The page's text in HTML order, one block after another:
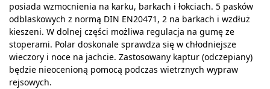
posiada wzmocnienia na karku, barkach i łokciach. 5 pasków
odblaskowych z normą DIN EN20471, 2 na barkach i wzdłuż
kieszeni. W dolnej części możliwa regulacja na gumę ze
stoperami. Polar doskonale sprawdza się w chłodniejsze
wieczory i noce na jachcie. Zastosowany kaptur (odczepiany)
będzie nieocenioną pomocą podczas wietrznych wypraw
rejsowych.